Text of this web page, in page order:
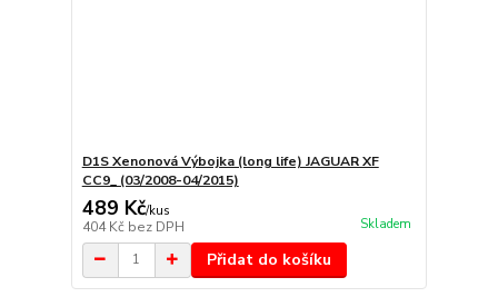
D1S Xenonová Výbojka (long life) JAGUAR XF
CC9_ (03/2008-04/2015)
489 Kč/kus
404 Kč bez DPH Skladem
Přidat do košíku